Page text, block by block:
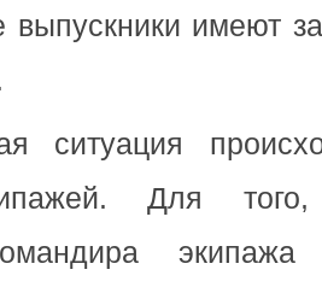
выпускники имеют
ситуация
Для